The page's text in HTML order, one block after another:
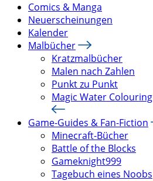
Comics & Manga
Neuerscheinungen
Kalender
Malbücher
Kratzmalbücher
Malen nach Zahlen
Punkt zu Punkt
Magic Water Colouring
Game-Guides & Fan-Fiction
Minecraft-Bücher
Battle of the Blocks
Gameknight999
Tagebuch eines Noobs